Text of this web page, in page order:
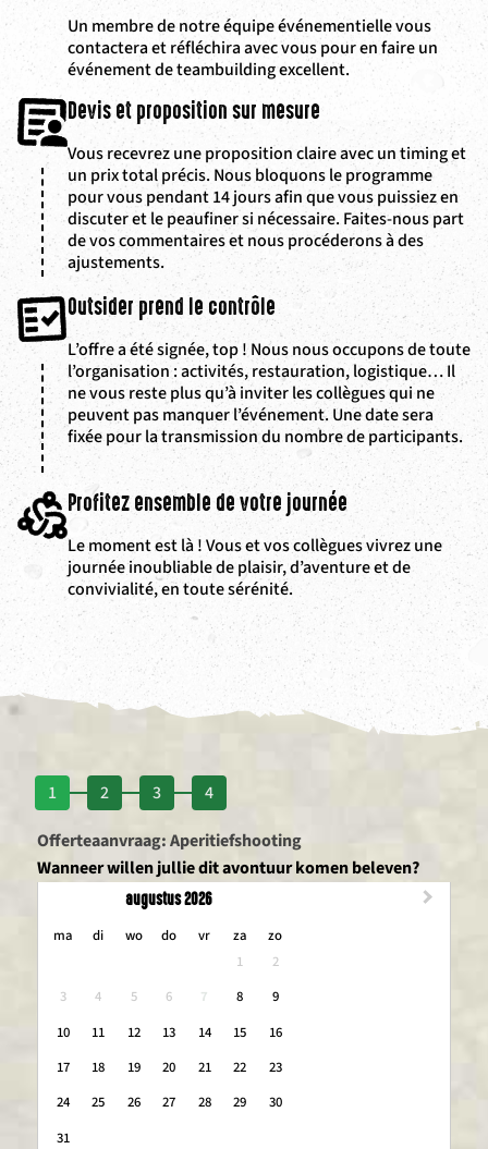
Un membre de notre équipe événementielle vous
contactera et réfléchira avec vous pour en faire un
événement de teambuilding excellent.
Devis et proposition sur mesure
Vous recevrez une proposition claire avec un timing et
un prix total précis. Nous bloquons le programme
pour vous pendant 14 jours afin que vous puissiez en
discuter et le peaufiner si nécessaire. Faites-nous part
de vos commentaires et nous procéderons à des
ajustements.
Outsider prend le contrôle
L’offre a été signée, top ! Nous nous occupons de toute
l’organisation : activités, restauration, logistique… Il
ne vous reste plus qu’à inviter les collègues qui ne
peuvent pas manquer l’événement. Une date sera
fixée pour la transmission du nombre de participants.
Profitez ensemble de votre journée
Le moment est là ! Vous et vos collègues vivrez une
journée inoubliable de plaisir, d’aventure et de
convivialité, en toute sérénité.
1 2 3
4
Offerteaanvraag: Aperitiefshooting
Wanneer willen jullie dit avontuur komen beleven?
augustus 2026
maandag
ma dinsdag
di woensdag
wo donderdag
do vrijdag
vr zaterdag
za zondag
zo
1
2
3
4 5 6 7 8
9
10
11 12 13 14 15
16
17
18 19 20 21 22
23
24
25 26 27 28 29
30
31